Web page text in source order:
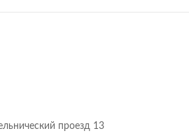
проезд 13